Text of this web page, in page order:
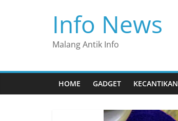
Info News
Malang Antik Info
HOME GADGET KECANTIKAN